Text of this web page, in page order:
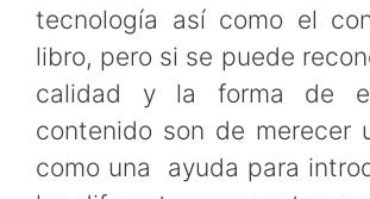
tecnología así como el
libro, pero si se puede
calidad y la forma de
contenido son de merecer
como una ayuda para